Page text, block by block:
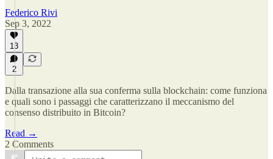
Federico Rivi
Sep 3, 2022
13
2
Dalla transazione alla sua conferma sulla blockchain: come funziona
e quali sono i passaggi che caratterizzano il meccanismo del
consenso distribuito in Bitcoin?
Read →
2 Comments